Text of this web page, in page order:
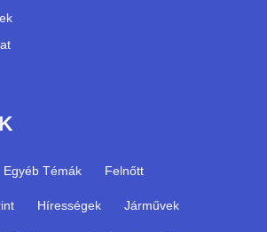
Egyéb Témák Felnőtt
Hírességek Járművek